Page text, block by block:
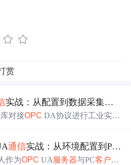
赏
实战：从配置到数据采集的完整指南
对接OPC DA协议进行工业实时
产级优化（连接池、缓存、重
署能力与Windows DCOM兼容
通信实战：从环境配置到Python
作为OPC UA 服务器与PC客户端